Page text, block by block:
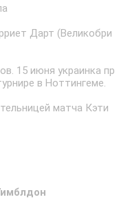
Дарт (Великобри
15 июня украинка пр
в Ноттингеме.
матча Кэти